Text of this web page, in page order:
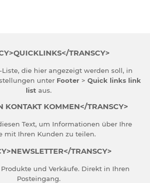
TRANSCY>
die hier angezeigt werden soll, in
unter Footer> Quick links link
list aus.
KONTAKT KOMMEN</TRANSCY>
Text, um Informationen über Ihre
mit Ihren Kunden zu teilen.
TRANSCY>
und Verkäufe. Direkt in Ihren
Posteingang.